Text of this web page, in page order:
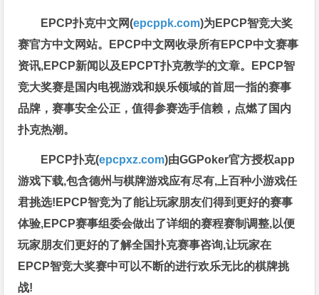
EPCP扑克中文网(epcppk.com)为EPCP智竞大奖
赛官方中文网站。EPCP中文网收录所有EPCP中文赛事
资讯,EPCP新闻以及EPCPT扑克教学的文章。EPCP智
竞大奖赛是国内电视游戏和娱乐领域的首屈一指的赛事
品牌，赛事安全公正，值得参赛选手信赖，点燃了国内
扑克热潮。
EPCP扑克(epcpxz.com)由GGPoker官方授权app
游戏下载,包含德州与棋牌游戏应有尽有,上百种小游戏任
君挑选!EPCP智竞为了能让玩家朋友们得到更好的赛事
体验,EPCP赛事组委会做出了详细的赛程赛制调整,以便
玩家朋友们更好的了解全国扑克赛事咨询,让玩家在
EPCP智竞大奖赛中可以不断的进行欢乐无比的棋牌挑
战!